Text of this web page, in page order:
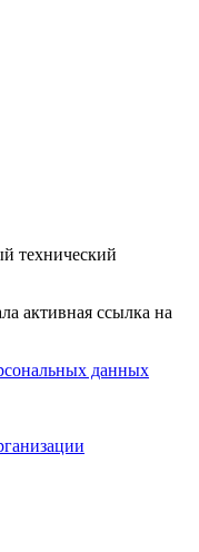
технический
активная ссылка на
данных